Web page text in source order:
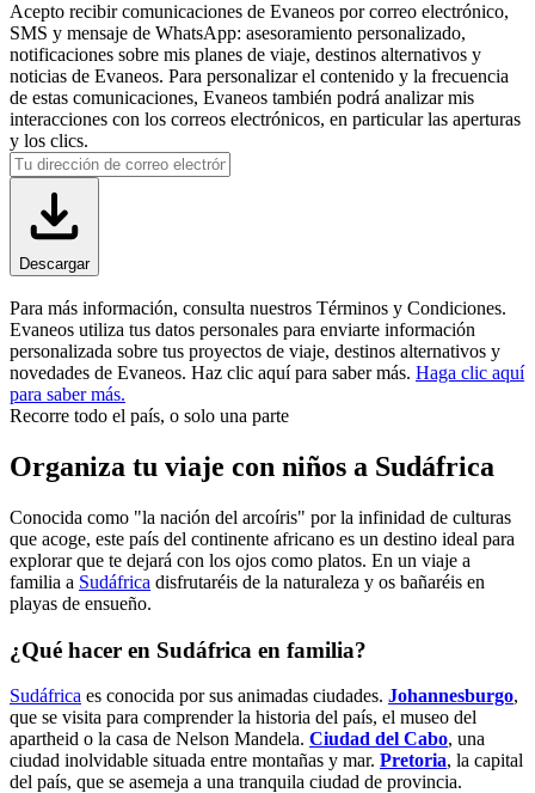
Acepto recibir comunicaciones de Evaneos por correo electrónico,
SMS y mensaje de WhatsApp: asesoramiento personalizado,
notificaciones sobre mis planes de viaje, destinos alternativos y
noticias de Evaneos. Para personalizar el contenido y la frecuencia
de estas comunicaciones, Evaneos también podrá analizar mis
interacciones con los correos electrónicos, en particular las aperturas
y los clics.
Descargar
Para más información, consulta nuestros Términos y Condiciones.
Evaneos utiliza tus datos personales para enviarte información
personalizada sobre tus proyectos de viaje, destinos alternativos y
novedades de Evaneos. Haz clic aquí para saber más. Haga clic aquí
para saber más.
Recorre todo el país, o solo una parte
Organiza tu viaje con niños a Sudáfrica
Conocida como "la nación del arcoíris" por la infinidad de culturas
que acoge, este país del continente africano es un destino ideal para
explorar que te dejará con los ojos como platos. En un viaje a
familia a Sudáfrica disfrutaréis de la naturaleza y os bañaréis en
playas de ensueño.
¿Qué hacer en Sudáfrica en familia?
Sudáfrica es conocida por sus animadas ciudades. Johannesburgo,
que se visita para comprender la historia del país, el museo del
apartheid o la casa de Nelson Mandela. Ciudad del Cabo, una
ciudad inolvidable situada entre montañas y mar. Pretoria, la capital
del país, que se asemeja a una tranquila ciudad de provincia.